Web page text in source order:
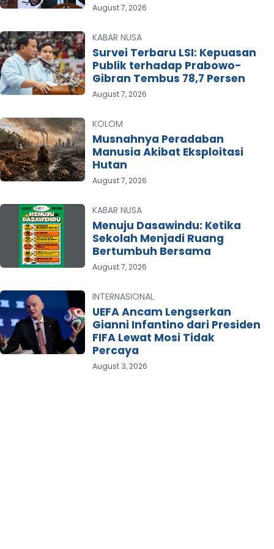
August 7, 2026
KABAR NUSA
Survei Terbaru LSI: Kepuasan
Publik terhadap Prabowo-
Gibran Tembus 78,7 Persen
August 7, 2026
KOLOM
Musnahnya Peradaban
Manusia Akibat Eksploitasi
Hutan
August 7, 2026
KABAR NUSA
Menuju Dasawindu: Ketika
Sekolah Menjadi Ruang
Bertumbuh Bersama
August 7, 2026
INTERNASIONAL
UEFA Ancam Lengserkan
Gianni Infantino dari Presiden
FIFA Lewat Mosi Tidak
Percaya
August 3, 2026